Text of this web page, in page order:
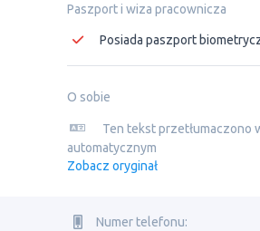
Paszport i wiza pracownicza
Posiada paszport
O sobie
Ten tekst przetłumaczono
automatycznym
Zobacz oryginał
Numer telefonu: